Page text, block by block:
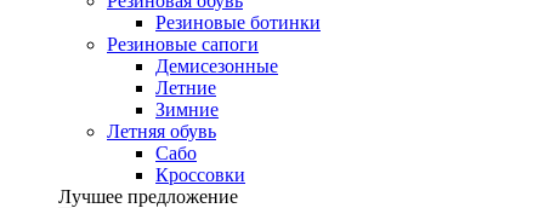
Резиновые ботинки
Резиновые сапоги
Демисезонные
Летние
Зимние
Летняя обувь
Сабо
Кроссовки
Лучшее предложение